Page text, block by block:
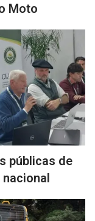
Moto
públicas de